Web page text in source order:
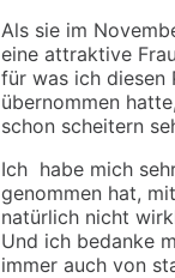
Als sie im
eine attraktive
für was ich diesen
übernommen
schon scheitern
Ich habe mich
genommen hat,
natürlich nicht
Und ich bedanke
immer auch von